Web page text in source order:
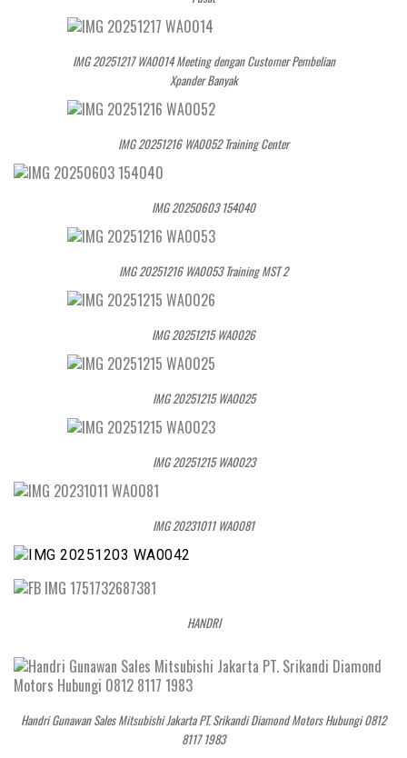
IMG 20251217 WA0014 Meeting dengan Customer Pembelian
Xpander Banyak
IMG 20251216 WA0052 Training Center
IMG 20250603 154040
IMG 20251216 WA0053 Training MST 2
IMG 20251215 WA0026
IMG 20251215 WA0025
IMG 20251215 WA0023
IMG 20231011 WA0081
HANDRI
Handri Gunawan Sales Mitsubishi Jakarta PT. Srikandi Diamond Motors Hubungi 0812
8117 1983